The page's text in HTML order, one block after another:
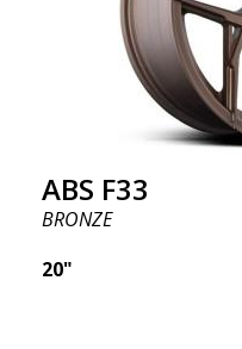
ABS F33
BRONZE
20"